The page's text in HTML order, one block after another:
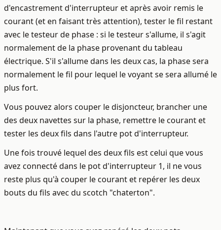
d'encastrement d'interrupteur et après avoir remis le
courant (et en faisant très attention), tester le fil restant
avec le testeur de phase : si le testeur s'allume, il s'agit
normalement de la phase provenant du tableau
électrique. S'il s'allume dans les deux cas, la phase sera
normalement le fil pour lequel le voyant se sera allumé le
plus fort.
Vous pouvez alors couper le disjoncteur, brancher une
des deux navettes sur la phase, remettre le courant et
tester les deux fils dans l'autre pot d'interrupteur.
Une fois trouvé lequel des deux fils est celui que vous
avez connecté dans le pot d'interrupteur 1, il ne vous
reste plus qu'à couper le courant et repérer les deux
bouts du fils avec du scotch "chaterton".